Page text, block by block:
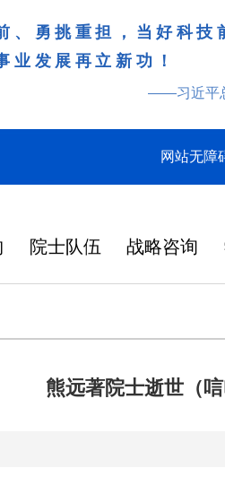
勇挑重担，当好科
业发展再立新功！
——习近平
网站无障
院士队伍 战略咨询
熊远著院士逝世（